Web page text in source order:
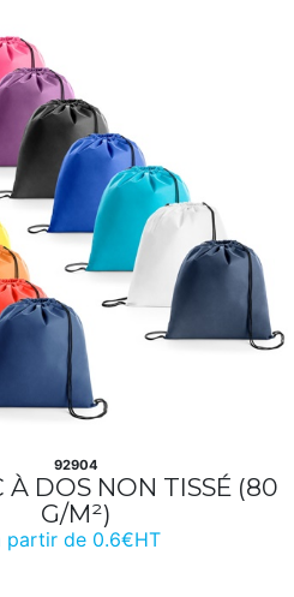
92904
À DOS NON TISSÉ (80
G/M²)
partir de 0.6€HT